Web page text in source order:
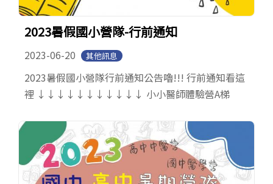
English
2023暑假國小營隊-行前通知
2023-06-20 其他訊息
2023暑假國小營隊行前通知公告嚕!!! 行前通知看這
裡 ↓↓↓↓↓↓↓↓↓↓↓ 小小醫師體驗營A梯